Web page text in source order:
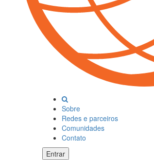
Sobre
Redes e parceiros
Comunidades
Contato
Entrar